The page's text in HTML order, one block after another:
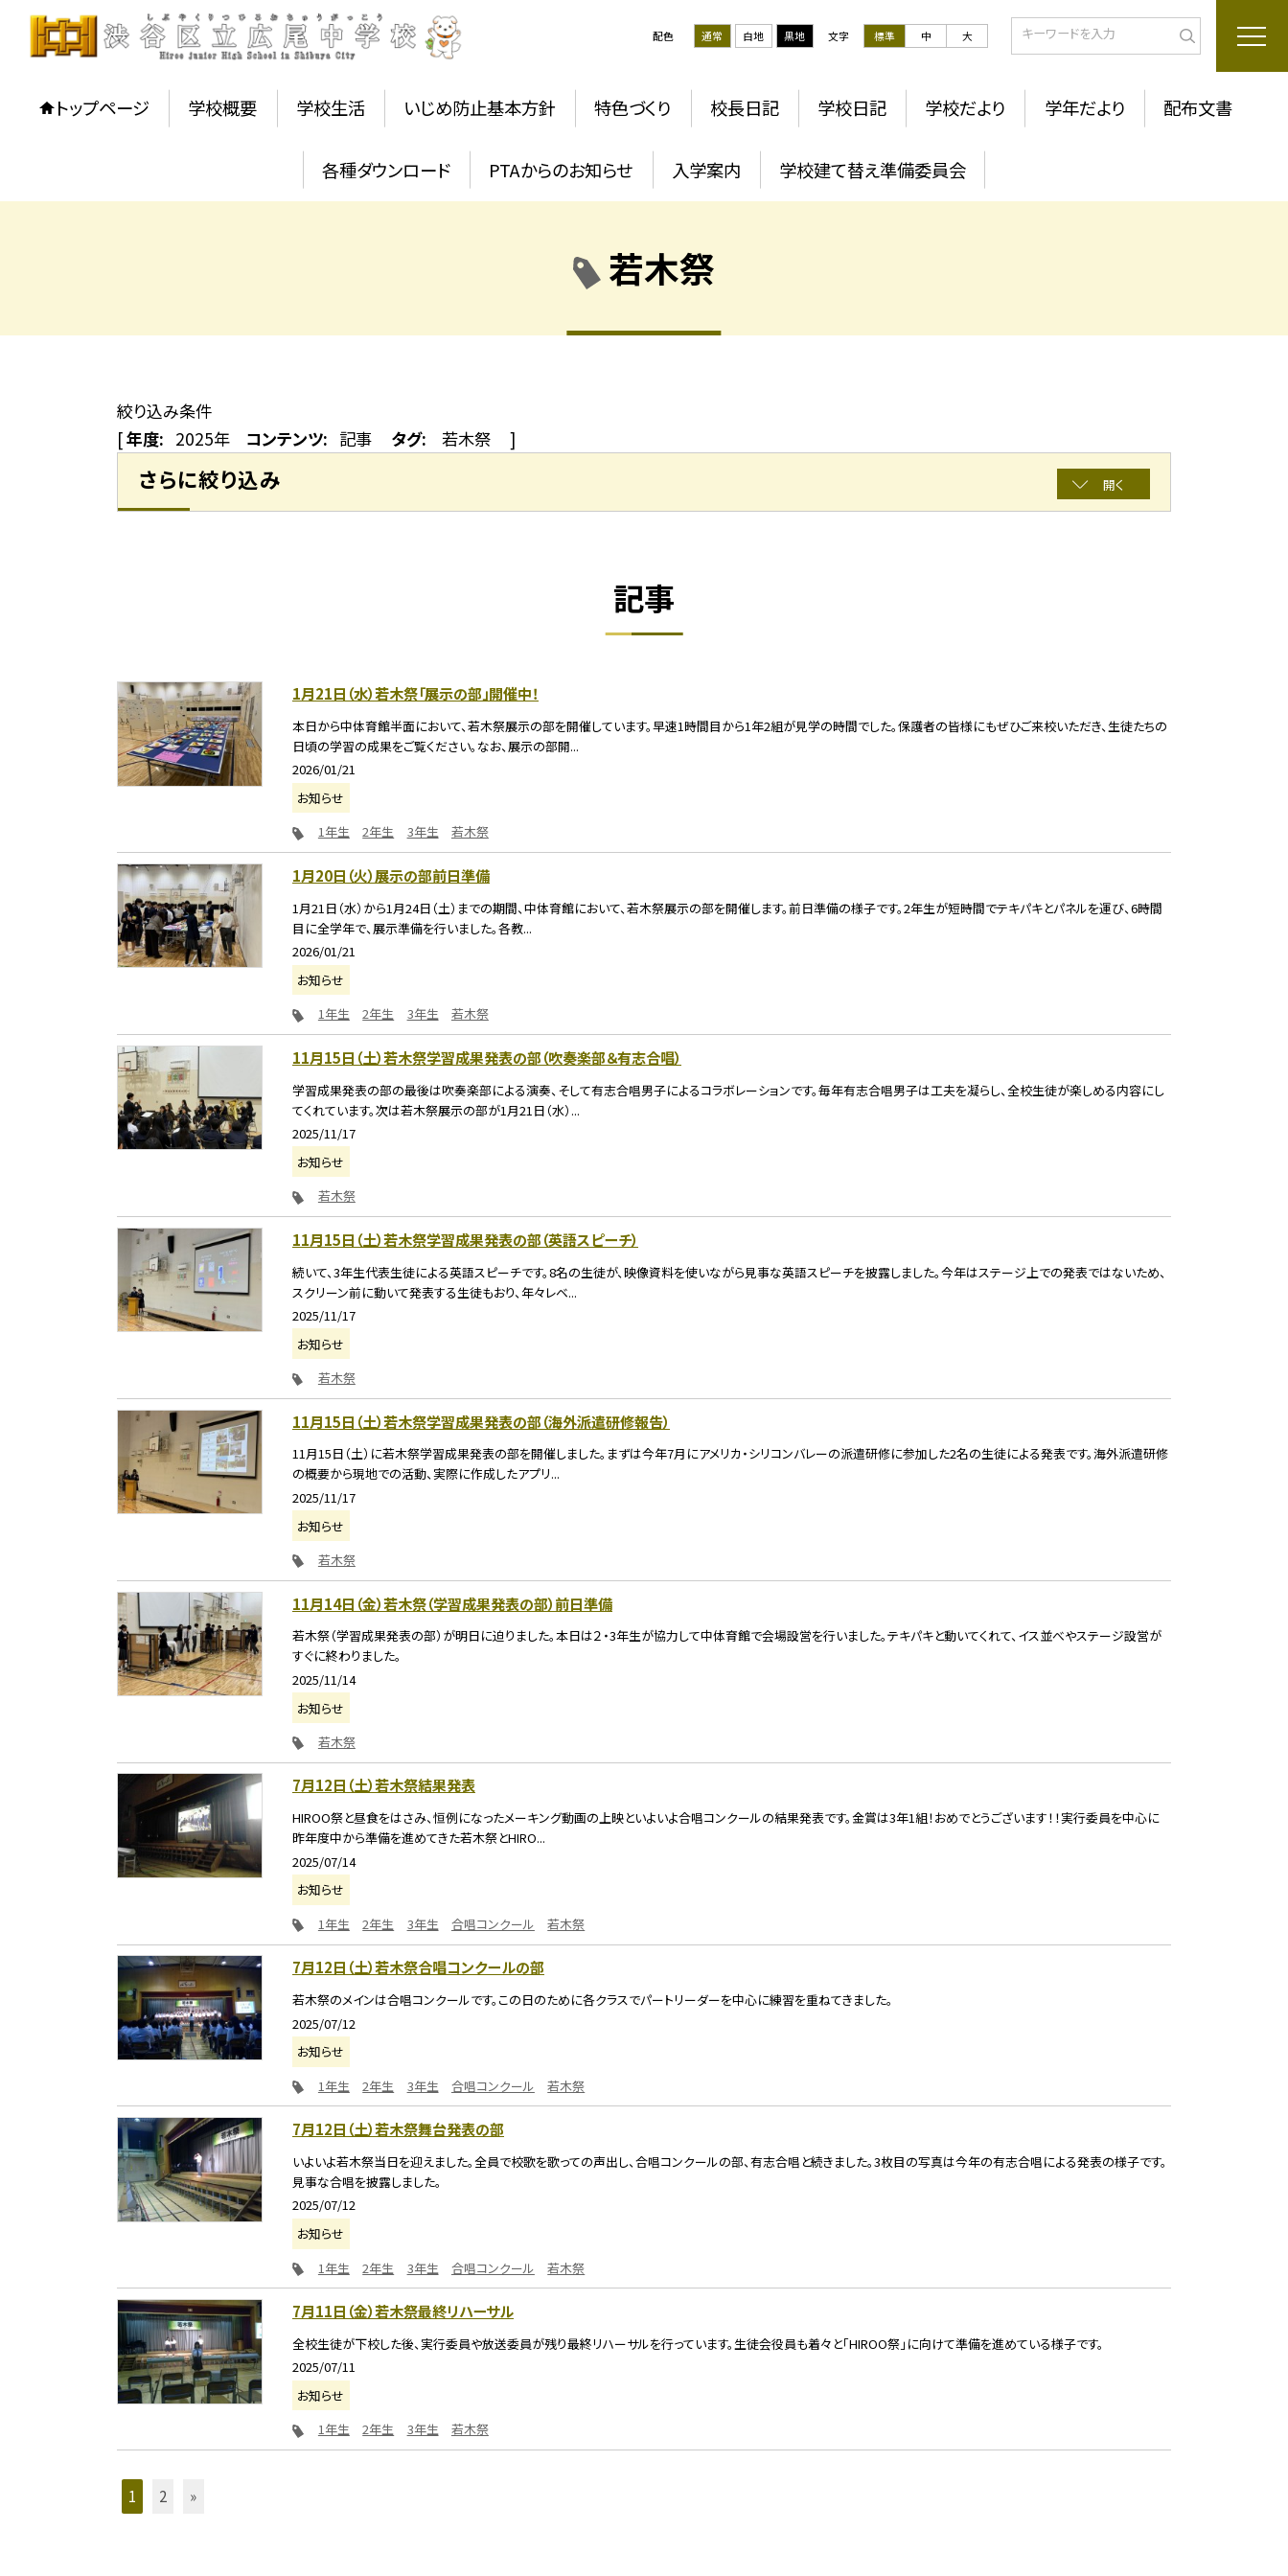
配色 通常 白地 黒地 文字 標準 中 大
トップページ 学校概要 学校生活 いじめ防止基本方針 特色づくり 校長日記 学校日記 学校だより 学年だより 配布文書
各種ダウンロード PTAからのお知らせ 入学案内 学校建て替え準備委員会
若木祭
絞り込み条件
[年度: 2025年 コンテンツ: 記事 タグ: 若木祭 ]
さらに絞り込み 開く
記事
1月21日（水）若木祭「展示の部」開催中！
本日から中体育館半面において、若木祭展示の部を開催しています。早速1時間目から1年2組が見学の時間でした。保護者の皆様にもぜひご来校いただき、生徒たちの
日頃の学習の成果をご覧ください。なお、展示の部開...
2026/01/21
お知らせ
1年生
2年生 3年生 若木祭
1月20日（火）展示の部前日準備
1月21日（水）から1月24日（土）までの期間、中体育館において、若木祭展示の部を開催します。前日準備の様子です。2年生が短時間でテキパキとパネルを運び、6時間
目に全学年で、展示準備を行いました。各教...
2026/01/21
お知らせ
1年生
2年生 3年生 若木祭
11月15日（土）若木祭学習成果発表の部（吹奏楽部＆有志合唱）
学習成果発表の部の最後は吹奏楽部による演奏、そして有志合唱男子によるコラボレーションです。毎年有志合唱男子は工夫を凝らし、全校生徒が楽しめる内容にし
てくれています。次は若木祭展示の部が1月21日（水）...
2025/11/17
お知らせ
若木祭
11月15日（土）若木祭学習成果発表の部（英語スピーチ）
続いて、3年生代表生徒による英語スピーチです。8名の生徒が、映像資料を使いながら見事な英語スピーチを披露しました。今年はステージ上での発表ではないため、
スクリーン前に動いて発表する生徒もおり、年々レベ...
2025/11/17
お知らせ
若木祭
11月15日（土）若木祭学習成果発表の部（海外派遣研修報告）
11月15日（土）に若木祭学習成果発表の部を開催しました。まずは今年7月にアメリカ・シリコンバレーの派遣研修に参加した2名の生徒による発表です。海外派遣研修
の概要から現地での活動、実際に作成したアプリ...
2025/11/17
お知らせ
若木祭
11月14日（金）若木祭（学習成果発表の部）前日準備
若木祭（学習成果発表の部）が明日に迫りました。本日は２・3年生が協力して中体育館で会場設営を行いました。テキパキと動いてくれて、イス並べやステージ設営が
すぐに終わりました。
2025/11/14
お知らせ
若木祭
7月12日（土）若木祭結果発表
HIROO祭と昼食をはさみ、恒例になったメーキング動画の上映といよいよ合唱コンクールの結果発表です。金賞は3年1組！おめでとうございます！！実行委員を中心に
昨年度中から準備を進めてきた若木祭とHIRO...
2025/07/14
お知らせ
1年生
2年生 3年生 合唱コンクール 若木祭
7月12日（土）若木祭合唱コンクールの部
若木祭のメインは合唱コンクールです。この日のために各クラスでパートリーダーを中心に練習を重ねてきました。
2025/07/12
お知らせ
1年生
2年生 3年生 合唱コンクール 若木祭
7月12日（土）若木祭舞台発表の部
いよいよ若木祭当日を迎えました。全員で校歌を歌っての声出し、合唱コンクールの部、有志合唱と続きました。3枚目の写真は今年の有志合唱による発表の様子です。
見事な合唱を披露しました。
2025/07/12
お知らせ
1年生
2年生 3年生 合唱コンクール 若木祭
7月11日（金）若木祭最終リハーサル
全校生徒が下校した後、実行委員や放送委員が残り最終リハーサルを行っています。生徒会役員も着々と「HIROO祭」に向けて準備を進めている様子です。
2025/07/11
お知らせ
1年生
2年生 3年生 若木祭
1 2 »